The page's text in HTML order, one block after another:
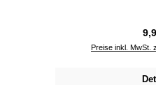
Preise inkl. MwSt.